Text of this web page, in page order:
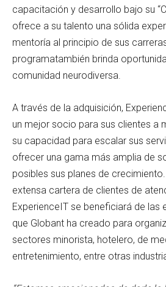
capacitación y desarrollo bajo su
ofrece a su talento una sólida
mentoría al principio de sus
programatambién brinda
comunidad neurodiversa.
A través de la adquisición,
un mejor socio para sus clientes a
su capacidad para escalar sus
ofrecer una gama más amplia de
posibles sus planes de
extensa cartera de clientes de
ExperienceIT se beneficiará de las
que Globant ha creado para
sectores minorista, hotelero, de
entretenimiento, entre otras